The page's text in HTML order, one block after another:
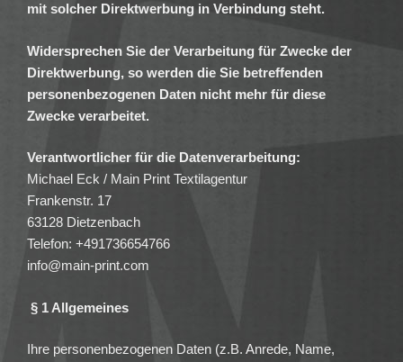
mit solcher Direktwerbung in Verbindung steht.
Widersprechen Sie der Verarbeitung für Zwecke der
Direktwerbung, so werden die Sie betreffenden
personenbezogenen Daten nicht mehr für diese
Zwecke verarbeitet.
Verantwortlicher für die Datenverarbeitung:
Michael Eck / Main Print Textilagentur
Frankenstr. 17
63128 Dietzenbach
Telefon: +491736654766
info@main-print.com
§ 1 Allgemeines
Ihre personenbezogenen Daten (z.B. Anrede, Name,